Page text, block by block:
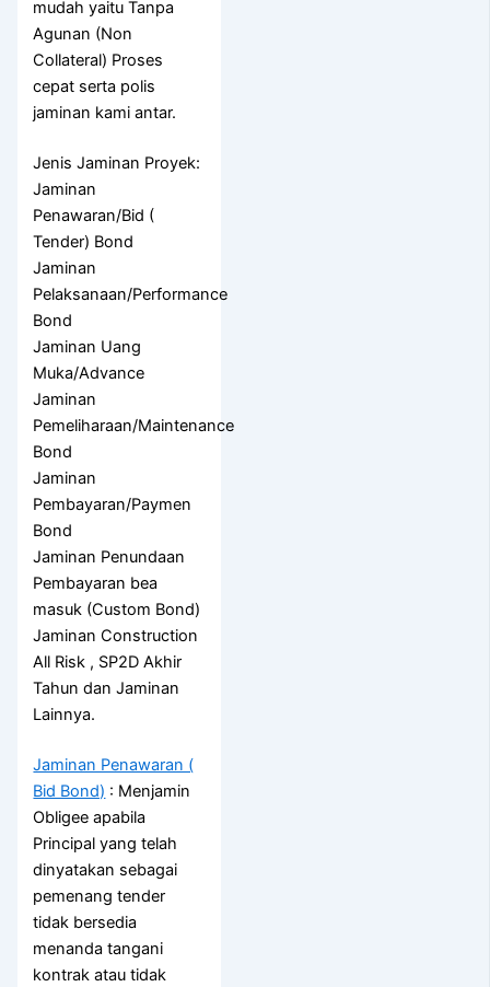
mudah yaitu Tanpa
Agunan (Non
Collateral) Proses
cepat serta polis
jaminan kami antar.
Jenis Jaminan Proyek:
Jaminan
Penawaran/Bid (
Tender) Bond
Jaminan
Pelaksanaan/Performance
Bond
Jaminan Uang
Muka/Advance
Jaminan
Pemeliharaan/Maintenance
Bond
Jaminan
Pembayaran/Paymen
Bond
Jaminan Penundaan
Pembayaran bea
masuk (Custom Bond)
Jaminan Construction
All Risk , SP2D Akhir
Tahun dan Jaminan
Lainnya.
Jaminan Penawaran (
Bid Bond) : Menjamin
Obligee apabila
Principal yang telah
dinyatakan sebagai
pemenang tender
tidak bersedia
menanda tangani
kontrak atau tidak